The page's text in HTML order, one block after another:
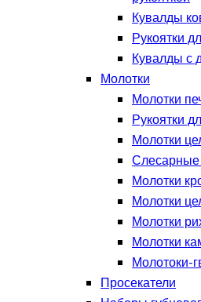
Кувалды
Рукоятки
Кувалды с
Молотки
Молотки
Рукоятки
Молотки
Молотки
Молотки
Молотки
Молотки
Молотоки-
Просекатели